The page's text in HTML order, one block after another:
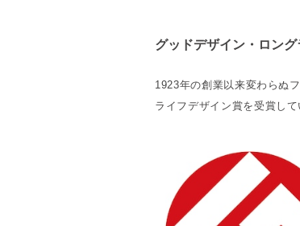
グッドデザイン・ロン
1923年の創業以来変わらぬ
ライフデザイン賞を受賞して